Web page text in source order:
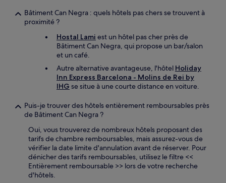
Bâtiment Can Negra : quels hôtels pas chers se trouvent à
proximité ?
Hostal Lami est un hôtel pas cher près de
Bâtiment Can Negra, qui propose un bar/salon
et un café.
Autre alternative avantageuse, l'hôtel Holiday
Inn Express Barcelona - Molins de Rei by
IHG se situe à une courte distance en voiture.
Puis-je trouver des hôtels entièrement remboursables près
de Bâtiment Can Negra ?
Oui, vous trouverez de nombreux hôtels proposant des
tarifs de chambre remboursables, mais assurez-vous de
vérifier la date limite d'annulation avant de réserver. Pour
dénicher des tarifs remboursables, utilisez le filtre <<
Entièrement remboursable >> lors de votre recherche
d'hôtels.